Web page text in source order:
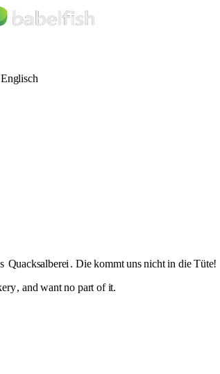
Quacksalberei . Die kommt uns nicht in die Tüte!
, and want no part of it.